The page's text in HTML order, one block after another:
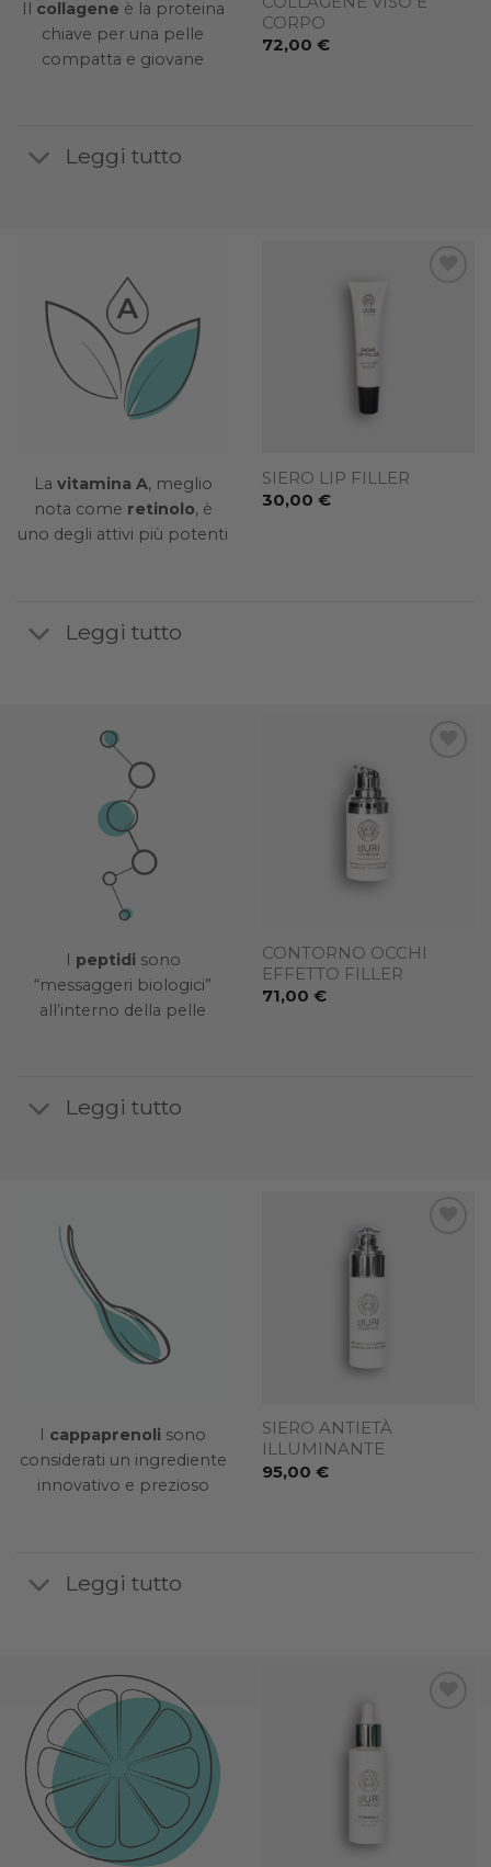
Il collagene è la proteina
chiave per una pelle
compatta e giovane
CORPO
72,00 €
Powder
60,00€
Leggi tutto
La vitamina A, meglio
nota come retinolo, è
uno degli attivi più potenti
SIERO LIP FILLER
30,00 €
SIERO BIOTECH A+C+E
52,00
Leggi tutto
I peptidi sono
“messaggeri biologici”
all’interno della pelle
CONTORNO OCCHI
EFFETTO FILLER
71,00 €
CREMA ANTIETÀ ULTRA
IDRATANTE MAN
65,00€
Leggi tutto
I cappaprenoli sono
considerati un ingrediente
innovativo e prezioso
SIERO ANTIETÀ
ILLUMINANTE
95,00 €
Leggi tutto
to
Add to
wishlist